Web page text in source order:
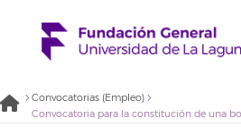
Convocatorias (Empleo)